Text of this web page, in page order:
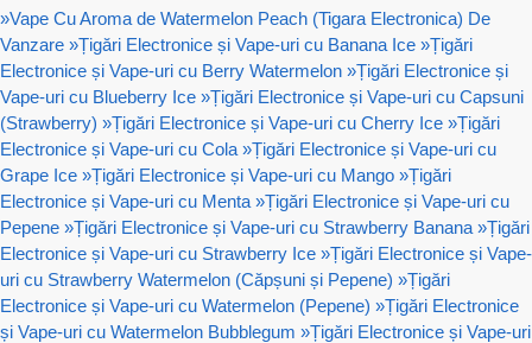
»Vape Cu Aroma de Watermelon Peach (Tigara Electronica) De
Vanzare »Țigări Electronice și Vape-uri cu Banana Ice »Țigări
Electronice și Vape-uri cu Berry Watermelon »Țigări Electronice și
Vape-uri cu Blueberry Ice »Țigări Electronice și Vape-uri cu Capsuni
(Strawberry) »Țigări Electronice și Vape-uri cu Cherry Ice »Țigări
Electronice și Vape-uri cu Cola »Țigări Electronice și Vape-uri cu
Grape Ice »Țigări Electronice și Vape-uri cu Mango »Țigări
Electronice și Vape-uri cu Menta »Țigări Electronice și Vape-uri cu
Pepene »Țigări Electronice și Vape-uri cu Strawberry Banana »Țigări
Electronice și Vape-uri cu Strawberry Ice »Țigări Electronice și Vape-
uri cu Strawberry Watermelon (Căpșuni și Pepene) »Țigări
Electronice și Vape-uri cu Watermelon (Pepene) »Țigări Electronice
și Vape-uri cu Watermelon Bubblegum »Țigări Electronice și Vape-uri